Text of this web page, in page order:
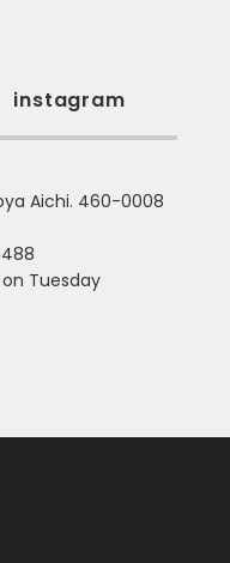
instagram
Aichi. 460-0008
on Tuesday